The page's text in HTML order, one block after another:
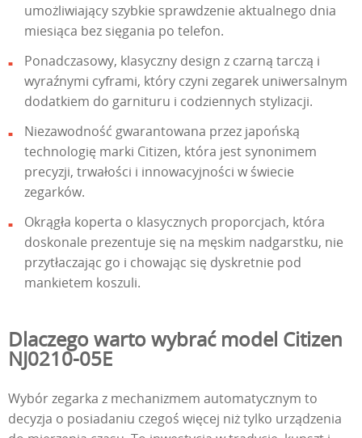
umożliwiający szybkie sprawdzenie aktualnego dnia
miesiąca bez sięgania po telefon.
Ponadczasowy, klasyczny design z czarną tarczą i
wyraźnymi cyframi, który czyni zegarek uniwersalnym
dodatkiem do garnituru i codziennych stylizacji.
Niezawodność gwarantowana przez japońską
technologię marki Citizen, która jest synonimem
precyzji, trwałości i innowacyjności w świecie
zegarków.
Okrągła koperta o klasycznych proporcjach, która
doskonale prezentuje się na męskim nadgarstku, nie
przytłaczając go i chowając się dyskretnie pod
mankietem koszuli.
Dlaczego warto wybrać model Citizen
NJ0210-05E
Wybór zegarka z mechanizmem automatycznym to
decyzja o posiadaniu czegoś więcej niż tylko urządzenia